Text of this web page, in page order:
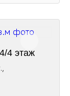
4 этаж